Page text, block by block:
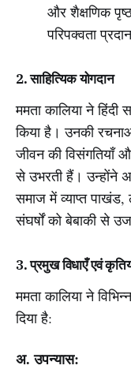
और शैक्षणिक
परिपक्वता
2. साहित्यिक योगदान
ममता कालिया ने हिंदी
किया है। उनकी
जीवन की विसंगतियाँ
से उभरती हैं। उन्होंने
समाज में व्याप्त
संघर्षों को बेबाकी से
3. प्रमुख विधाएँ एवं
ममता कालिया ने
दिया है:
अ. उपन्यास: